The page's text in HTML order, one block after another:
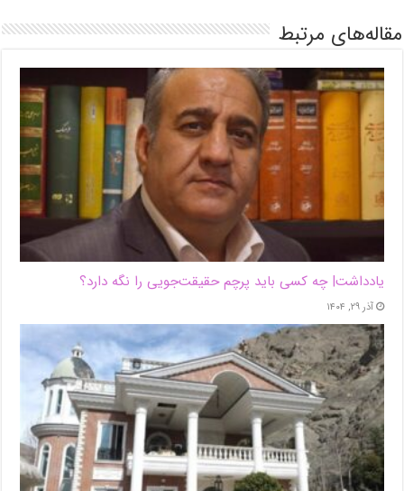
مقاله‌های مرتبط
یادداشت| ‌چه کسی باید پرچم حقیقت‌جویی را نگه دارد؟
آذر ۲۹, ۱۴۰۴